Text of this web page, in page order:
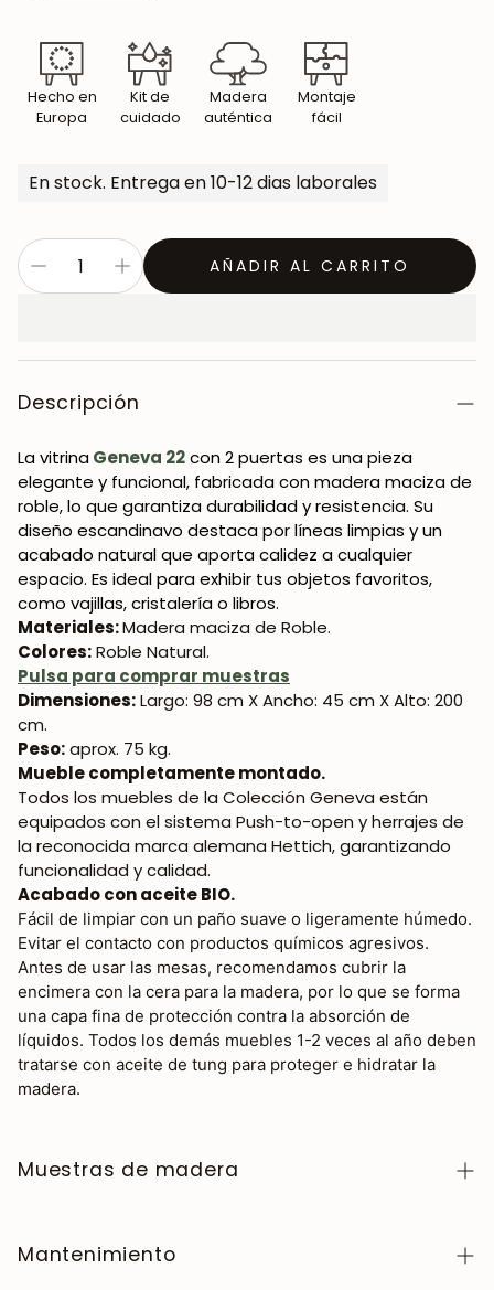
Hecho en
Europa
Kit de
cuidado
Madera
auténtica
Montaje
fácil
En stock. Entrega en 10-12 dias laborales
AÑADIR AL CARRITO
Descripción
La vitrinaGeneva 22con 2 puertas es una pieza
elegante y funcional, fabricada con madera maciza de
roble, lo que garantiza durabilidad y resistencia. Su
diseño escandinavo destaca por líneas limpias y un
acabado natural que aporta calidez a cualquier
espacio. Es ideal para exhibir tus objetos favoritos,
como vajillas, cristalería o libros.
Materiales:Madera maciza de Roble.
Colores:Roble Natural.
Pulsa para comprar muestras
Dimensiones:Largo: 98 cm X Ancho: 45 cm X Alto: 200
cm.
Peso:aprox. 75 kg.
Mueble completamente montado.
Todos los muebles de la Colección Geneva están
equipados con el sistema Push-to-open y herrajes de
la reconocida marca alemana Hettich, garantizando
funcionalidad y calidad.
Acabado con aceite BIO.
Fácil de limpiar con un paño suave o ligeramente húmedo.
Evitar el contacto con productos químicos agresivos.
Antes de usar las mesas, recomendamos cubrir la
encimera con la cera para la madera, por lo que se forma
una capa fina de protección contra la absorción de
líquidos. Todos los demás muebles 1-2 veces al año deben
tratarse con aceite de tung para proteger e hidratar la
madera.
Muestras de madera
colección NordicStory, haga clic
Mantenimiento